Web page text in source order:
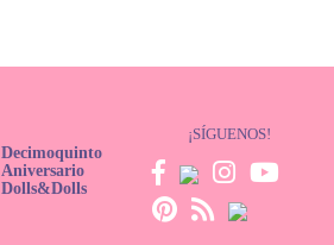
Decimoquinto
Aniversario
Dolls&Dolls
¡SÍGUENOS!